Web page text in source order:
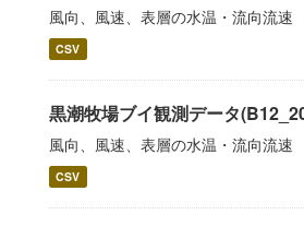
風向、風速、表層の水温・流向流速
CSV
黒潮牧場ブイ観測データ
風向、風速、表層の水温・流向流速
CSV